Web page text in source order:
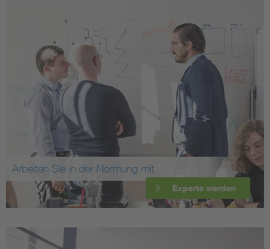
Arbeiten Sie in der Normung mit
Experte werden